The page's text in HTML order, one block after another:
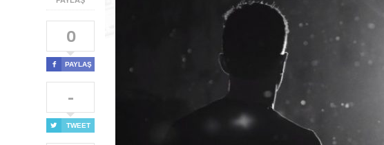
0
 PAYLAŞ
-
 TWEET